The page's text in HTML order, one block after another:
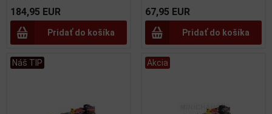
184,95 EUR
Pridať do košíka
67,95 EUR
Pridať do košíka
Náš TIP Akcia